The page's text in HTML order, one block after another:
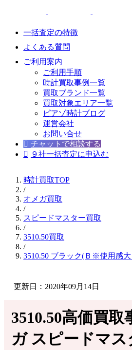
一括査定の特徴
よくある質問
ご利用案内
ご利用手順
時計買取事例一覧
買取ブランド一覧
買取対象エリア一覧
ピアゾ時計ブログ
運営会社
お問い合せ
チャットで相談する
９社一括査定に申込む
時計買取TOP
/
オメガ買取
/
スピードマスター買取
/
3510.50買取
/
3510.50 ブラック(Ｂ※使用感
更新日：2020年09月14日
3510.50高価買取
ガ スピードマス